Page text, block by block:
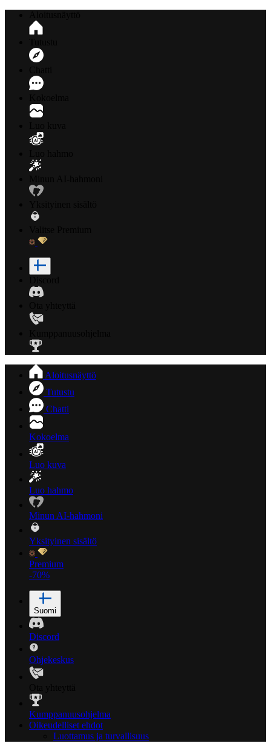
Aloitusnäyttö
Tutustu
Chatti
Kokoelma
Luo kuva
Luo hahmo
Minun AI-hahmoni
Yksityinen sisältö
Premium
-70%
Suomi
Discord
Ohjekeskus
Kumppanuusohjelma
Oikeudelliset ehdot
Luottamus ja turvallisuus